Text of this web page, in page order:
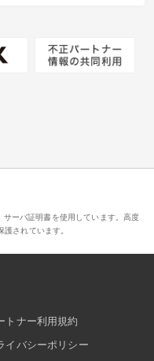
ーバ証明書を使用しています。高度
されています。
トナー利用規約
イバシーポリシー